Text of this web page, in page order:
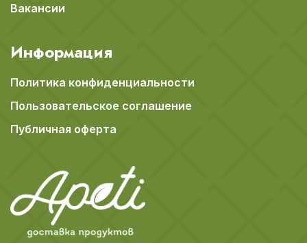
Вакансии
Информация
Политика конфиденциальности
Пользовательское соглашение
Публичная оферта